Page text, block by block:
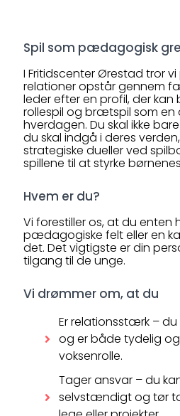
Spil som pædagogisk
I Fritidscenter Ørestad tror
relationer opstår gennem
leder efter en profil, der
rollespil og brætspil som en
hverdagen. Du skal ikke
du skal indgå i deres
strategiske dueller ved
spillene til at styrke
Hvem er du?
Vi forestiller os, at du enten
pædagogiske felt eller en
det. Det vigtigste er din
tilgang til de unge.
Vi drømmer om, at du
Er relationsstærk –
og er både tydelig
voksenrolle.
Tager ansvar – du
selvstændigt og tør